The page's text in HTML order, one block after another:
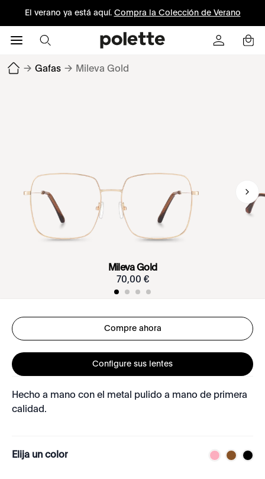
El verano ya está aquí. Compra la Colección de Verano
→ Gafas → Mileva Gold
Mileva Gold
70,00 €
Compre ahora
Configure sus lentes
Hecho a mano con el metal pulido a mano de primera
calidad.
Elija un color